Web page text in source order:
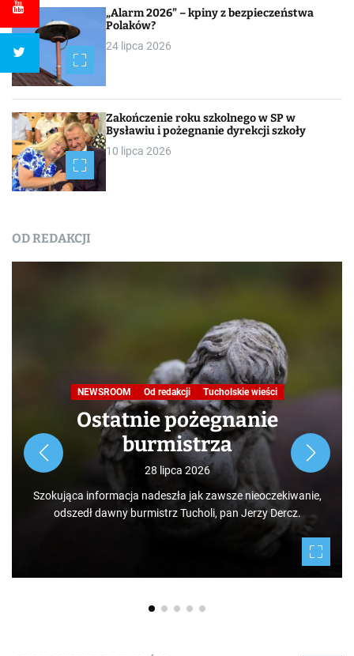
„Alarm 2026” – kpiny z bezpieczeństwa
Polaków?
24 lipca 2026
Zakończenie roku szkolnego w SP w
Bysławiu i pożegnanie dyrekcji szkoły
10 lipca 2026
OD REDAKCJI
NEWSROOM Od redakcji Tucholskie wieści
Ostatnie pożegnanie
burmistrza
28 lipca 2026
Szokująca informacja nadeszła jak zawsze nieoczekiwanie,
odszedł dawny burmistrz Tucholi, pan Jerzy Dercz.